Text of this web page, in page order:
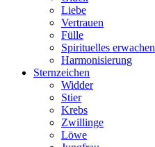
Liebe
Vertrauen
Fülle
Spirituelles erwachen
Harmonisierung
Sternzeichen
Widder
Stier
Krebs
Zwillinge
Löwe